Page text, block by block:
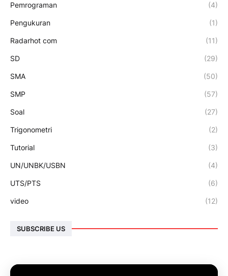
Pemrograman (4)
Pengukuran (1)
Radarhot com (11)
SD (29)
SMA (50)
SMP (57)
Soal (27)
Trigonometri (2)
Tutorial (3)
UN/UNBK/USBN (4)
UTS/PTS (6)
video (12)
SUBSCRIBE US